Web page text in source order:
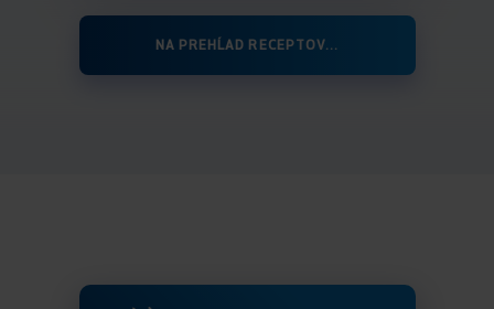
NA PREHĹAD RECEPTOV...